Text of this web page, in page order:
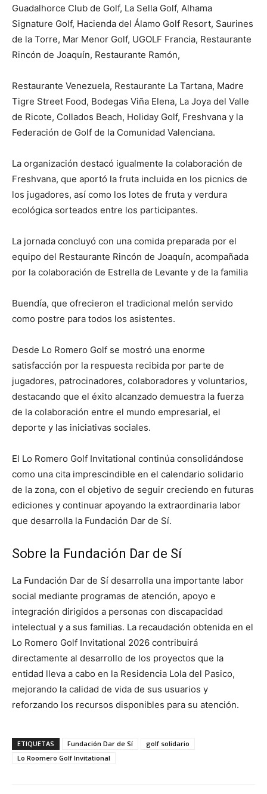
Guadalhorce Club de Golf, La Sella Golf, Alhama
Signature Golf, Hacienda del Álamo Golf Resort, Saurines
de la Torre, Mar Menor Golf, UGOLF Francia, Restaurante
Rincón de Joaquín, Restaurante Ramón,
Restaurante Venezuela, Restaurante La Tartana, Madre
Tigre Street Food, Bodegas Viña Elena, La Joya del Valle
de Ricote, Collados Beach, Holiday Golf, Freshvana y la
Federación de Golf de la Comunidad Valenciana.
La organización destacó igualmente la colaboración de
Freshvana, que aportó la fruta incluida en los picnics de
los jugadores, así como los lotes de fruta y verdura
ecológica sorteados entre los participantes.
La jornada concluyó con una comida preparada por el
equipo del Restaurante Rincón de Joaquín, acompañada
por la colaboración de Estrella de Levante y de la familia
Buendía, que ofrecieron el tradicional melón servido
como postre para todos los asistentes.
Desde Lo Romero Golf se mostró una enorme
satisfacción por la respuesta recibida por parte de
jugadores, patrocinadores, colaboradores y voluntarios,
destacando que el éxito alcanzado demuestra la fuerza
de la colaboración entre el mundo empresarial, el
deporte y las iniciativas sociales.
El Lo Romero Golf Invitational continúa consolidándose
como una cita imprescindible en el calendario solidario
de la zona, con el objetivo de seguir creciendo en futuras
ediciones y continuar apoyando la extraordinaria labor
que desarrolla la Fundación Dar de Sí.
Sobre la Fundación Dar de Sí
La Fundación Dar de Sí desarrolla una importante labor
social mediante programas de atención, apoyo e
integración dirigidos a personas con discapacidad
intelectual y a sus familias. La recaudación obtenida en el
Lo Romero Golf Invitational 2026 contribuirá
directamente al desarrollo de los proyectos que la
entidad lleva a cabo en la Residencia Lola del Pasico,
mejorando la calidad de vida de sus usuarios y
reforzando los recursos disponibles para su atención.
ETIQUETAS Fundación Dar de Sí
golf solidario
Lo Roomero Golf Invitational